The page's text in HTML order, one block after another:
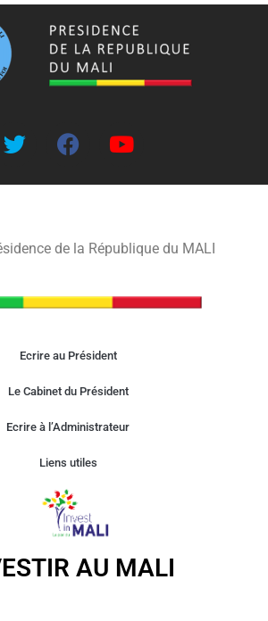
de la République du MALI
Ecrire au Président
Le Cabinet du Président
Ecrire à l’Administrateur
Liens utiles
AU MALI